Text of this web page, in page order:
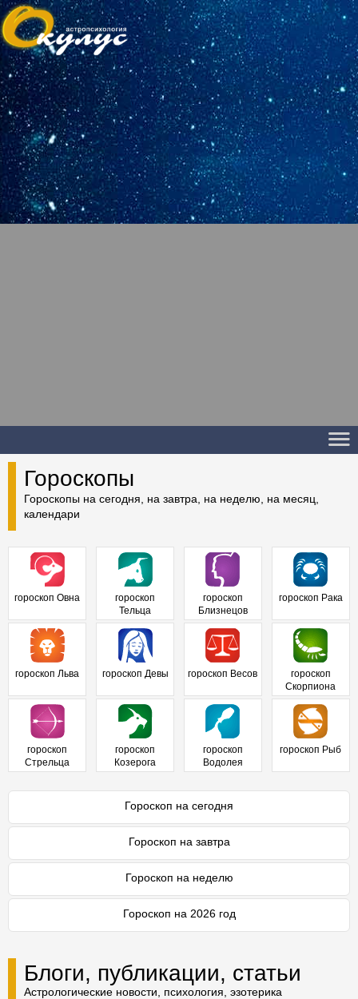
Гороскопы
Гороскопы на сегодня, на завтра, на неделю, на месяц,
календари
гороскоп Овна
гороскоп
Тельца
гороскоп
Близнецов
гороскоп Рака
гороскоп Льва гороскоп Девы гороскоп Весов
гороскоп
Скорпиона
гороскоп
Стрельца
гороскоп
Козерога
гороскоп
Водолея
гороскоп Рыб
Гороскоп на сегодня
Гороскоп на завтра
Гороскоп на неделю
Гороскоп на 2026 год
Блоги, публикации, статьи
Астрологические новости, психология, эзотерика